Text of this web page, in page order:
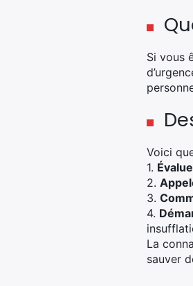
Si vous
Voici
1.
2.
3.
4.
La
sauver